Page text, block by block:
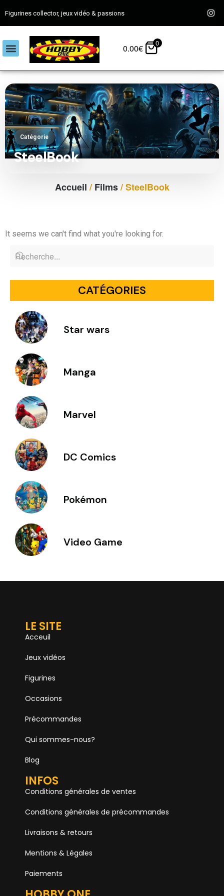
Figurines collector, jeux vidéo & passions
0.00€ 0
Catégorie
SteelBook
Accueil /Films/ SteelBook
It seems we can't find what you're looking for.
CATÉGORIES
Star wars
Manga
Marvel
DC Comics
Pokémon
Video Game
LE SITE
Acceuil
Jeux vidéos
Figurines
Occasions
Précommandes
Qui sommes-nous?
Blog
INFOS
Conditions générales de ventes
Conditions générales de précommandes
Livraisons & retours
Mentions & Légales
Paiements